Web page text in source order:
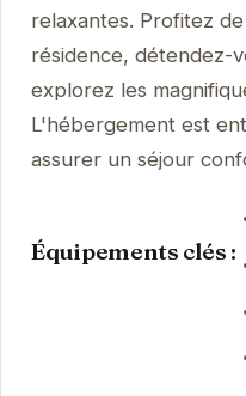
relaxantes. Profitez
résidence, détendez-
explorez les
L'hébergement est
assurer un séjour
Équipements clés :